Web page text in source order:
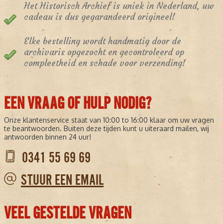
Het Historisch Archief is uniek in Nederland, uw
cadeau is dus gegarandeerd origineel!
Elke bestelling wordt handmatig door de
archivaris opgezocht en gecontroleerd op
compleetheid en schade voor verzending!
EEN VRAAG OF HULP NODIG?
Onze klantenservice staat van 10:00 to 16:00 klaar om uw vragen
te beantwoorden. Buiten deze tijden kunt u uiteraard mailen, wij
antwoorden binnen 24 uur!
0341 55 69 69
STUUR EEN EMAIL
VEEL GESTELDE VRAGEN